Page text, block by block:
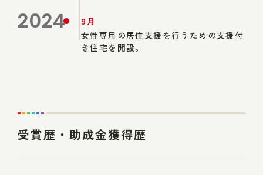
2024
9月
女性専用の居住支援を行うための支援付
き住宅を開設。
受賞歴・助成金獲得歴